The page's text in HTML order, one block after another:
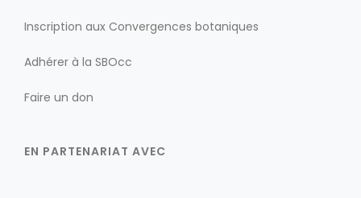
Inscription aux Convergences botaniques
Adhérer à la SBOcc
Faire un don
EN PARTENARIAT AVEC